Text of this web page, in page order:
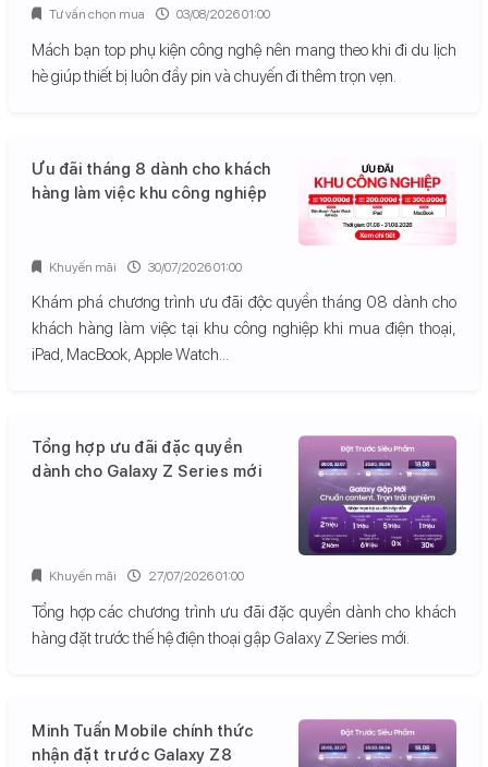
Mách bạn top phụ kiện công nghệ nên mang theo khi đi du lịch
hè giúp thiết bị luôn đầy pin và chuyến đi thêm trọn vẹn.
Tư vấn chọn mua 03/08/2026 01:00
Ưu đãi tháng 8 dành cho khách
hàng làm việc khu công nghiệp
Khám phá chương trình ưu đãi độc quyền tháng 08 dành cho
khách hàng làm việc tại khu công nghiệp khi mua điện thoại,
iPad, MacBook, Apple Watch...
Khuyến mãi 30/07/2026 01:00
Tổng hợp ưu đãi đặc quyền
dành cho Galaxy Z Series mới
Tổng hợp các chương trình ưu đãi đặc quyền dành cho khách
hàng đặt trước thế hệ điện thoại gập Galaxy Z Series mới.
Khuyến mãi 27/07/2026 01:00
Minh Tuấn Mobile chính thức
nhận đặt trước Galaxy Z8